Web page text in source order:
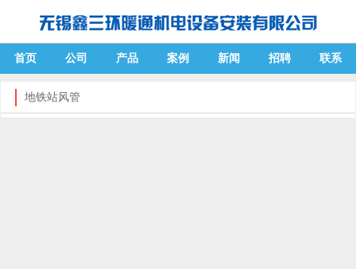
首页 公司 产品 案例 新闻 招聘 联系
地铁站风管